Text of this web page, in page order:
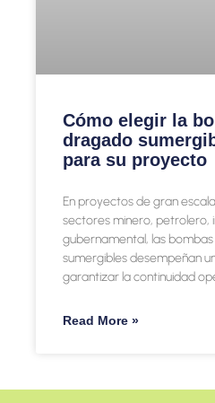
Cómo elegir la
dragado
para su proyecto
En proyectos de gran
sectores minero, petrolero,
gubernamental, las
sumergibles desempeñan
garantizar la continuidad
Read More »